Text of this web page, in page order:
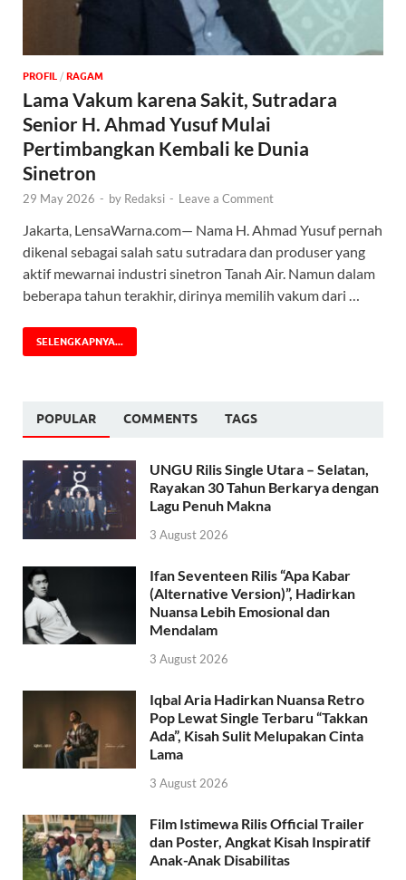
PROFIL / ‎RAGAM
Lama Vakum karena Sakit, Sutradara
Senior H. Ahmad Yusuf Mulai
Pertimbangkan Kembali ke Dunia
Sinetron
29 May 2026 - by Redaksi - Leave a Comment
Jakarta, LensaWarna.com— Nama H. Ahmad Yusuf pernah
dikenal sebagai salah satu sutradara dan produser yang
aktif mewarnai industri sinetron Tanah Air. Namun dalam
beberapa tahun terakhir, dirinya memilih vakum dari …
SELENGKAPNYA...
POPULAR COMMENTS TAGS
UNGU Rilis Single Utara – Selatan,
Rayakan 30 Tahun Berkarya dengan
Lagu Penuh Makna
3 August 2026
Ifan Seventeen Rilis “Apa Kabar
(Alternative Version)”, Hadirkan
Nuansa Lebih Emosional dan
Mendalam
3 August 2026
Iqbal Aria Hadirkan Nuansa Retro
Pop Lewat Single Terbaru “Takkan
Ada”, Kisah Sulit Melupakan Cinta
Lama
3 August 2026
Film Istimewa Rilis Official Trailer
dan Poster, Angkat Kisah Inspiratif
Anak-Anak Disabilitas